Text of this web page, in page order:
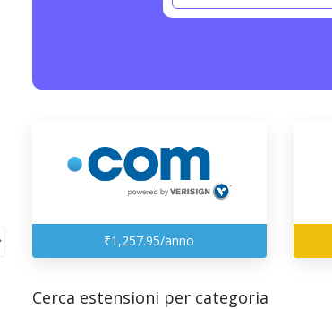
₹1,257.95/anno
Cerca estensioni per categoria